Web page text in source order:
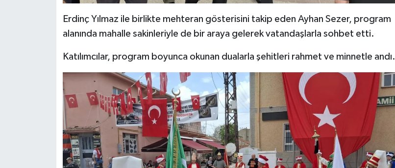
Erdinç Yılmaz ile birlikte mehteran gösterisini takip eden Ayhan Sezer, program
alanında mahalle sakinleriyle de bir araya gelerek vatandaşlarla sohbet etti.
Katılımcılar, program boyunca okunan dualarla şehitleri rahmet ve minnetle andı.